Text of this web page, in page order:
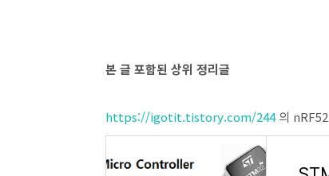
본 글 포함된 상위 정리글
https://igotit.tistory.com/244의 nRF52